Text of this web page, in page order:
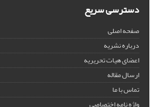
دسترسی سریع
صفحه اصلی
درباره نشریه
اعضای هیات تحریریه
ارسال مقاله
تماس با ما
واژه نامه اختصاصی